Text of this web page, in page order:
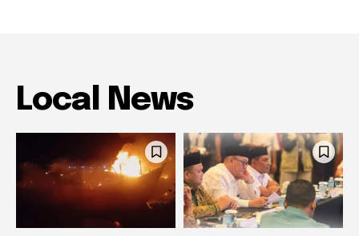
Local News